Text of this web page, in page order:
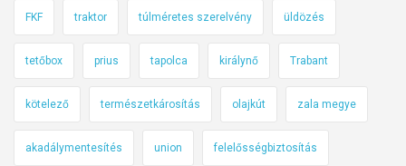
d
ó
s
n
ő
k
b
a
v
e
s
z
é
l
FKF traktor túlméretes szerelvény üldözés
tetőbox prius tapolca királynő Trabant
kötelező természetkárosítás olajkút zala megye
akadálymentesítés union felelősségbiztosítás